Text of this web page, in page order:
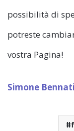
possibilità di
potreste
vostra Pagina!
Simone Bennati